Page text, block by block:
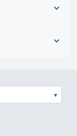
▾